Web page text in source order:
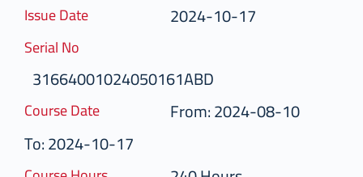
Issue Date
2024-10-17
Serial No
31664001024050161ABD
Course Date
From: 2024-08-10
To: 2024-10-17